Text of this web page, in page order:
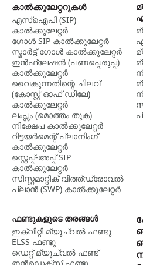
കാല്‍ക്കുലേറ്ററുകള്‍
എസ്ഐപി (SIP)
കാൽക്കുലേറ്റർ
ഗോൾ SIP കാൽക്കുലേറ്റർ
സ്മാർട്ട് ഗോൾ കാൽക്കുലേറ്റർ
ഇൻഫ്ലേഷൻ (പണപ്പെരുപ്പ)
കാൽക്കുലേറ്റർ
വൈകുന്നതിന്റെ ചിലവ്
(കോസ്റ്റ് ഓഫ് ഡിലേ)
കാൽക്കുലേറ്റർ
ലംപ്സം (മൊത്തം തുക)
നിക്ഷേപ കാൽക്കുലേറ്റർ
റിട്ടയർമെന്റ് പ്ലാനിംഗ്
കാൽക്കുലേറ്റർ
സ്റ്റെപ്പ്-അപ്പ് SIP
കാൽക്കുലേറ്റർ
സിസ്റ്റമാറ്റിക് വിത്ത്ഡ്രോവൽ
പ്ലാൻ (SWP) കാൽക്കുലേറ്റർ
ഫണ്ടുകളുടെ തരങ്ങൾ
ഇക്വിറ്റി മ്യൂച്വൽ ഫണ്ടു
ELSS ഫണ്ടു
ഡെറ്റ് മ്യൂച്വല്‍ ഫണ്ട്